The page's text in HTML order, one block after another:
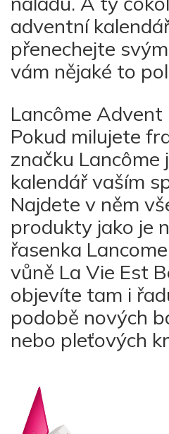
adventní
přenechejte
vám nějaké to
Lancôme
Pokud milujete
značku Lancôme
kalendář vaším
Najdete v něm
produkty jako je
řasenka
vůně La Vie Est
objevíte tam i
podobě nových
nebo pleťových